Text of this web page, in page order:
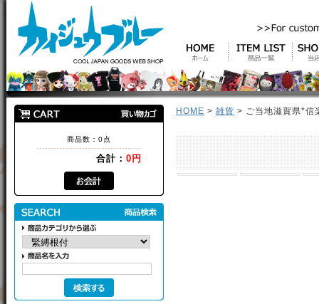
商品数：0点
合計： 0円
HOME > 雑貨 > ご当地滋賀県*